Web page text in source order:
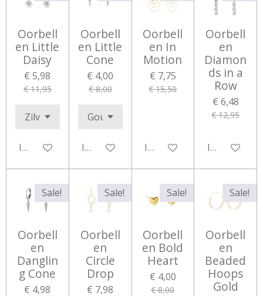
Oorbell
en Little
Daisy
€ 5,98
€ 11,95
In winkelwagen
Oorbell
en Little
Cone
€ 4,00
€ 8,00
In winkelwagen
Oorbell
en In
Motion
€ 7,75
€ 15,50
In winkelwagen
Oorbell
en
Diamon
ds in a
Row
€ 6,48
€ 12,95
In
Sale!
Oorbell
en
Danglin
g Cone
€ 4,98
Sale!
Oorbell
en
Circle
Drop
€ 7,98
Sale!
Oorbell
en Bold
Heart
€ 4,00
€ 8,00
Sale!
Oorbell
en
Beaded
Hoops
Gold